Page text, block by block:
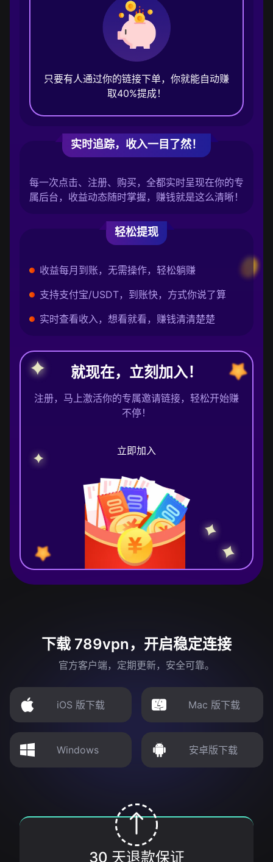
只要有人通过你的链接下单，你就能自动赚
取40%提成！
实时追踪，收入一目了然！
每一次点击、注册、购买，全都实时呈现在你的专
属后台，收益动态随时掌握，赚钱就是这么清晰！
轻松提现
收益每月到账，无需操作，轻松躺赚
支持支付宝/USDT，到账快，方式你说了算
实时查看收入，想看就看，赚钱清清楚楚
就现在，立刻加入！
注册，马上激活你的专属邀请链接，轻松开始赚
不停！
立即加入
下载 789vpn，开启稳定连接
官方客户端，定期更新，安全可靠。
iOS 版下载 Mac 版下载
Windows 安卓版下载
30 天退款保证